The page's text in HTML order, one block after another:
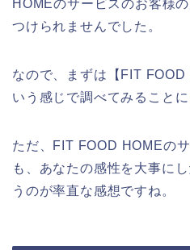
HOMEのサービスのお客様
つけられませんでした。
なので、まずは【FIT
いう感じで調べてみることに
ただ、FIT FOOD HOMEの
も、あなたの感性を大事に
うのが率直な感想ですね。